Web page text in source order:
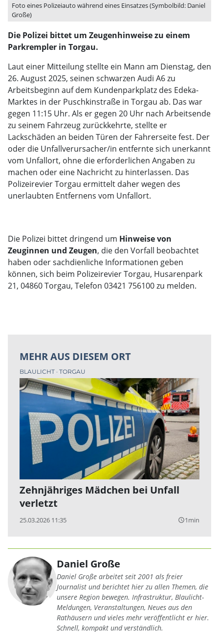
Foto eines Polizeiauto während eines Einsatzes (Symbolbild: Daniel
Große)
Die Polizei bittet um Zeugenhinweise zu einem
Parkrempler in Torgau.
Laut einer Mitteilung stellte ein Mann am Dienstag, den
26. August 2025, seinen schwarzen Audi A6 zu
Arbeitsbeginn auf dem Kundenparkplatz des Edeka-
Marktes in der Puschkinstraße in Torgau ab. Das war
gegen 11:15 Uhr. Als er gegen 20 Uhr nach Arbeitsende
zu seinem Fahrzeug zurückkehrte, stellte er
Lackschäden an beiden Türen der Fahrerseite fest. Der
oder die Unfallverursacher/in entfernte sich unerkannt
vom Unfallort, ohne die erforderlichen Angaben zu
machen oder eine Nachricht zu hinterlassen. Das
Polizeirevier Torgau ermittelt daher wegen des
unerlaubten Entfernens vom Unfallort.
Die Polizei bittet dringend um Hinweise von
Zeuginnen und Zeugen, die den Vorfall beobachtet
haben oder sachdienliche Informationen geben
können, sich beim Polizeirevier Torgau, Husarenpark
21, 04860 Torgau, Telefon 03421 756100 zu melden.
MEHR AUS DIESEM ORT
BLAULICHT TORGAU
Zehnjähriges Mädchen bei Unfall
verletzt
25.03.2026 11:35 query_builder1min
Daniel Große
Daniel Große arbeitet seit 2001 als freier
Journalist und berichtet hier zu allen Themen, die
unsere Region bewegen. Infrastruktur, Blaulicht-
Meldungen, Veranstaltungen, Neues aus den
Rathäusern und vieles mehr veröffentlicht er hier.
Schnell, kompakt und verständlich.